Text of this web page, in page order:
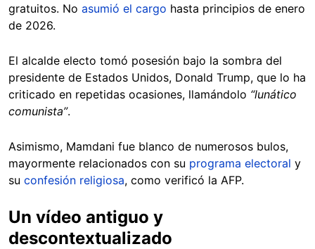
gratuitos. No asumió el cargo hasta principios de enero
de 2026.
El alcalde electo tomó posesión bajo la sombra del
presidente de Estados Unidos, Donald Trump, que lo ha
criticado en repetidas ocasiones, llamándolo “lunático
comunista”.
Asimismo, Mamdani fue blanco de numerosos bulos,
mayormente relacionados con su programa electoral y
su confesión religiosa, como verificó la AFP.
Un vídeo antiguo y
descontextualizado